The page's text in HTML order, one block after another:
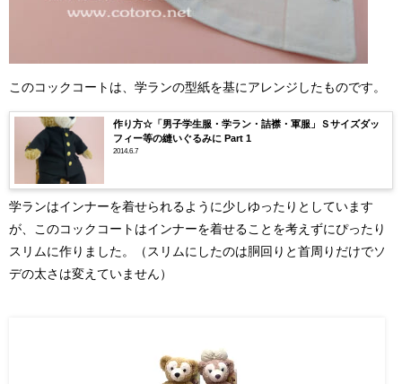
このコックコートは、学ランの型紙を基にアレンジしたものです。
作り方☆「男子学生服・学ラン・詰襟・軍服」Ｓサイズダッ
フィー等の縫いぐるみに Part 1
2014.6.7
学ランはインナーを着せられるように少しゆったりとしています
が、このコックコートはインナーを着せることを考えずにぴったり
スリムに作りました。（スリムにしたのは胴回りと首周りだけでソ
デの太さは変えていません）